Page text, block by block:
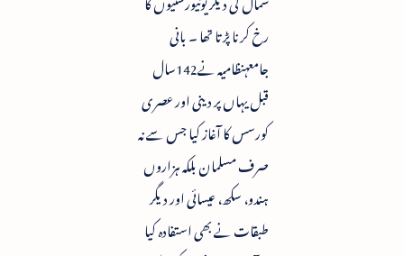
رخ کرنا پڑتا تھا ۔ بانی
جامعہنظامیہ نے142سال
قبل یہاں پر دینی اور عصری
کورسس کا آغاز کیا جس سے نہ
صرف مسلمان بلکہ ہزاروں
ہندو، سکھ، عیسائی اور دیگر
طبقات نے بھی استفادہ کیا